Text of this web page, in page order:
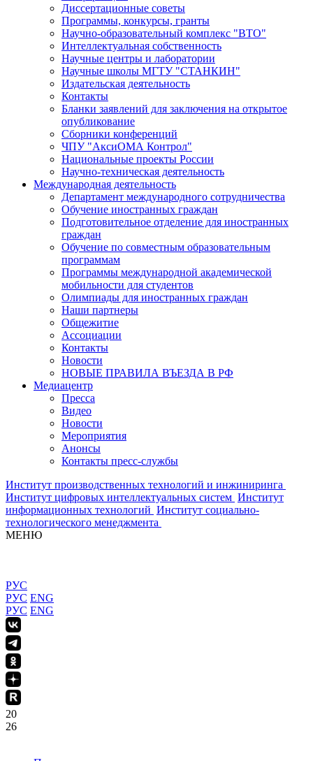
Диссертационные советы
Программы, конкурсы, гранты
Научно-образовательный комплекс "ВТО"
Интеллектуальная собственность
Научные центры и лаборатории
Научные школы МГТУ "СТАНКИН"
Издательская деятельность
Контакты
Бланки заявлений для заключения на открытое
опубликование
Сборники конференций
ЧПУ "АксиОМА Контрол"
Национальные проекты России
Научно-техническая деятельность
Международная деятельность
Департамент международного сотрудничества
Обучение иностранных граждан
Подготовительное отделение для иностранных
граждан
Обучение по совместным образовательным
программам
Программы международной академической
мобильности для студентов
Олимпиады для иностранных граждан
Наши партнеры
Общежитие
Ассоциации
Контакты
Новости
НОВЫЕ ПРАВИЛА ВЪЕЗДА В РФ
Медиацентр
Пресса
Видео
Новости
Мероприятия
Анонсы
Контакты пресс-службы
Институт производственных технологий и инжиниринга
Институт цифровых интеллектуальных систем Институт
информационных технологий Институт социально-
технологического менеджмента
МЕНЮ
РУС
РУС ENG
РУС ENG
20
26